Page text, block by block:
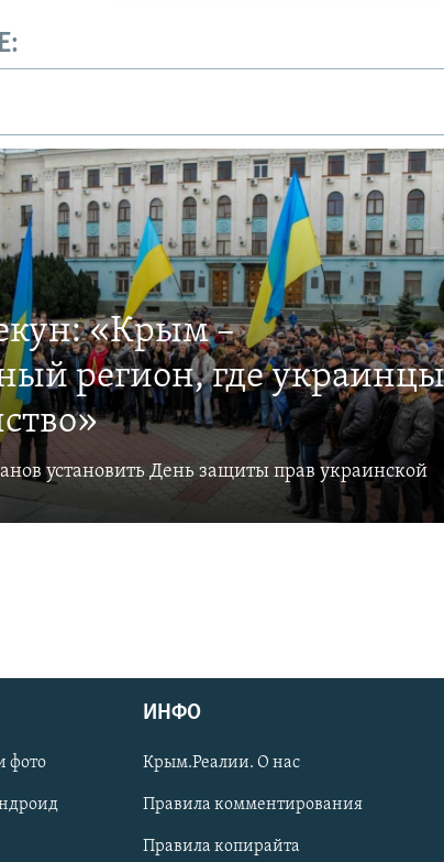
«Крым –
регион, где украинцы
установить День защиты прав украинской
фото
ИНФО
Крым.Реалии. О нас
Правила комментирования
Правила копирайта